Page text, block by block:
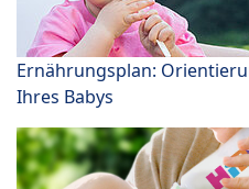
Ernährungsplan:
Ihres Babys